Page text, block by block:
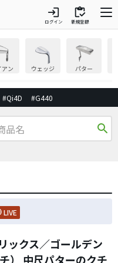
login
ログイン
inventory
新規登録
アン ウェッジ パター
#Qi4D #G440
search
LIVE
ックス／ゴールデン
） 中尺パターのクチ